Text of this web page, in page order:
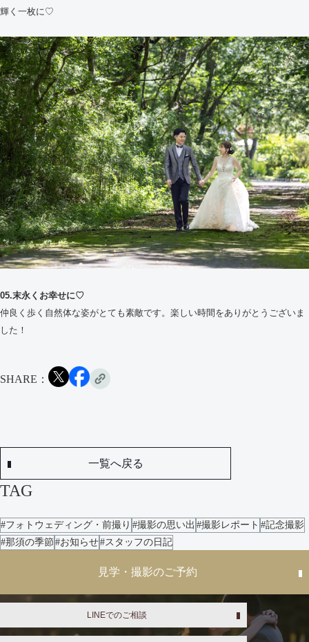
輝く一枚に♡
05.末永くお幸せに♡
仲良く歩く自然体な姿がとても素敵です。楽しい時間をありがとうございま
した！
SHARE：
一覧へ戻る
TAG
#フォトウェディング・前撮り #撮影の思い出 #撮影レポート #記念撮影
#那須の季節 #お知らせ#スタッフの日記
見学・撮影のご予約
LINEでのご相談